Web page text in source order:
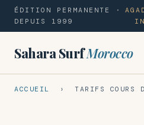
ÉDITION PERMANENTE ·
DEPUIS 1999
Sahara SurfMorocco
ACCUEIL › TARIFS COURS